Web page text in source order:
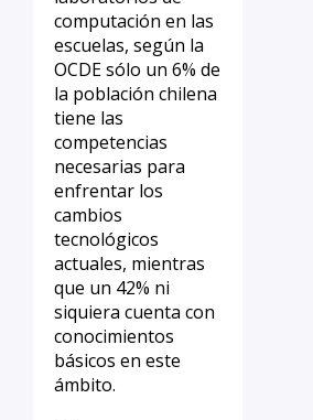
computación en las
escuelas, según la
OCDE sólo un 6% de
la población chilena
tiene las
competencias
necesarias para
enfrentar los
cambios
tecnológicos
actuales, mientras
que un 42% ni
siquiera cuenta con
conocimientos
básicos en este
ámbito.